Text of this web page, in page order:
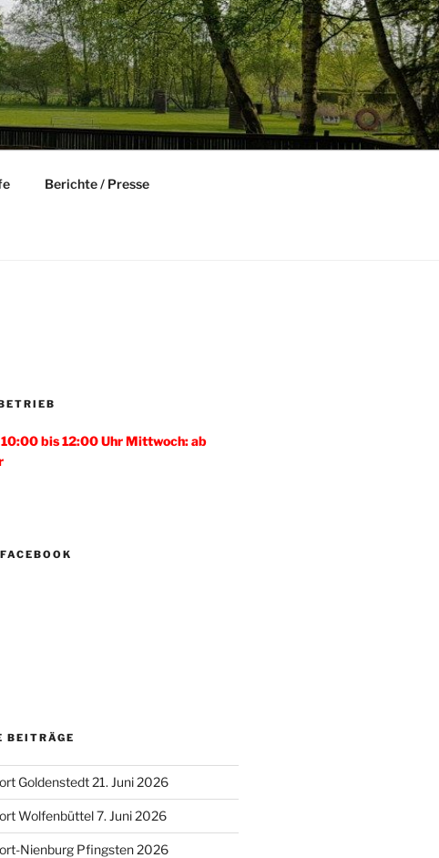
Berichte / Presse
bis 12:00 Uhr Mittwoch: ab
BEITRÄGE
Goldenstedt 21. Juni 2026
Wolfenbüttel 7. Juni 2026
Nienburg Pfingsten 2026